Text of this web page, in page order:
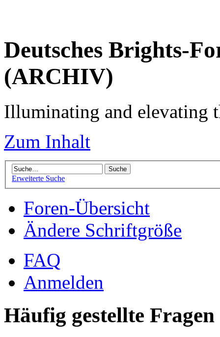
Deutsches Brights-
(ARCHIV)
Illuminating and elevating
Zum Inhalt
Erweiterte Suche
Foren-Übersicht
Ändere Schriftgröße
FAQ
Anmelden
Häufig gestellte Fragen